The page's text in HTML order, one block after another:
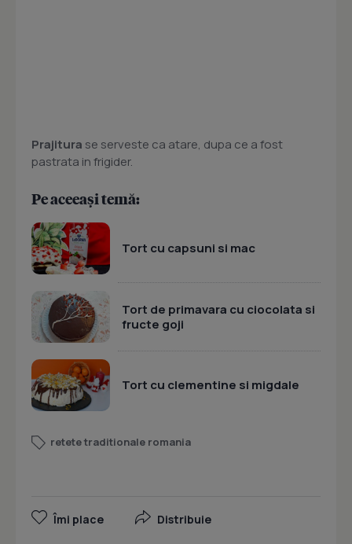
Prajitura se serveste ca atare, dupa ce a fost
pastrata in frigider.
Pe aceeași temă:
Tort cu capsuni si mac
Tort de primavara cu ciocolata si
fructe goji
Tort cu clementine si migdale
retete traditionale romania
Îmi place Distribuie